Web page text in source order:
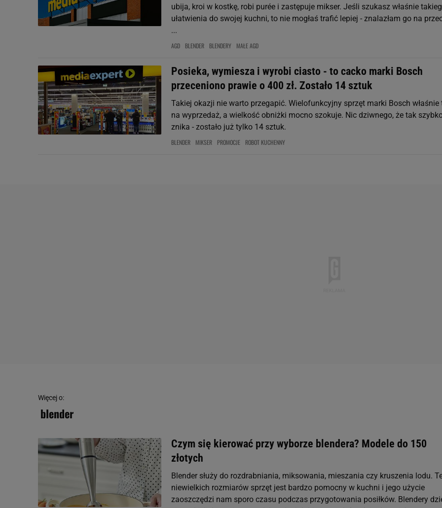
ubija, kroi w kostkę, robi purée i zastępuje mikser. Jeśli szukasz właśnie
ułatwienia do swojej kuchni, to nie mogłaś trafić lepiej - znalazłam go na
...
AGD BLENDER BLENDERY MAŁE AGD
Posieka, wymiesza i wyrobi ciasto - to cacko marki Bosch
przeceniono prawie o 400 zł. Zostało 14 sztuk
Takiej okazji nie warto przegapić. Wielofunkcyjny sprzęt marki Bosch właśnie
na wyprzedaż, a wielkość obniżki mocno szokuje. Nic dziwnego, że tak
znika - zostało już tylko 14 sztuk.
BLENDER MIKSER PROMOCJE ROBOT KUCHENNY
Więcej o:
blender
Czym się kierować przy wyborze blendera? Modele do 150
złotych
Blender służy do rozdrabniania, miksowania, mieszania czy kruszenia lodu.
niewielkich rozmiarów sprzęt jest bardzo pomocny w kuchni i jego użycie
zaoszczędzi nam sporo czasu podczas przygotowania posiłków. Blendery